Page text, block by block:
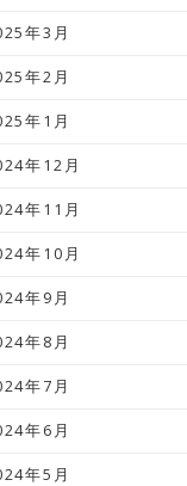
年3月
年2月
年1月
年12月
年11月
年10月
年9月
年8月
年7月
年6月
年5月